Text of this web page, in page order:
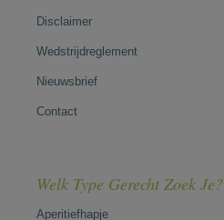
Disclaimer
Wedstrijdreglement
Nieuwsbrief
Contact
Welk Type Gerecht Zoek Je?
Aperitiefhapje